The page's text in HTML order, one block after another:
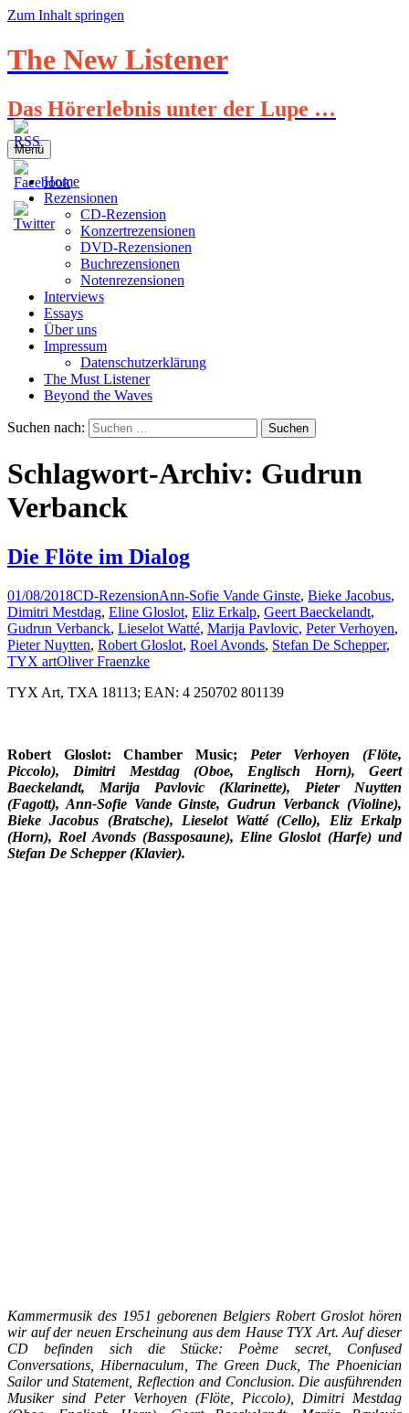
Zum Inhalt springen
The New Listener
Das Hörerlebnis unter der Lupe …
Menü
Home
Rezensionen
CD-Rezension
Konzertrezensionen
DVD-Rezensionen
Buchrezensionen
Notenrezensionen
Interviews
Essays
Über uns
Impressum
Datenschutzerklärung
The Must Listener
Beyond the Waves
Suchen nach:
Schlagwort-Archiv: Gudrun
Verbanck
Die Flöte im Dialog
01/08/2018CD-RezensionAnn-Sofie Vande Ginste, Bieke Jacobus,
Dimitri Mestdag, Eline Gloslot, Eliz Erkalp, Geert Baeckelandt,
Gudrun Verbanck, Lieselot Watté, Marija Pavlovic, Peter Verhoyen,
Pieter Nuytten, Robert Gloslot, Roel Avonds, Stefan De Schepper,
TYX artOliver Fraenzke
TYX Art, TXA 18113; EAN: 4 250702 801139
Robert Gloslot: Chamber Music; Peter Verhoyen (Flöte,
Piccolo), Dimitri Mestdag (Oboe, Englisch Horn), Geert
Baeckelandt, Marija Pavlovic (Klarinette), Pieter Nuytten
(Fagott), Ann-Sofie Vande Ginste, Gudrun Verbanck (Violine),
Bieke Jacobus (Bratsche), Lieselot Watté (Cello), Eliz Erkalp
(Horn), Roel Avonds (Bassposaune), Eline Gloslot (Harfe) und
Stefan De Schepper (Klavier).
Kammermusik des 1951 geborenen Belgiers Robert Groslot hören
wir auf der neuen Erscheinung aus dem Hause TYX Art. Auf dieser
CD befinden sich die Stücke: Poème secret, Confused
Conversations, Hibernaculum, The Green Duck, The Phoenician
Sailor und Statement, Reflection and Conclusion. Die ausführenden
Musiker sind Peter Verhoyen (Flöte, Piccolo), Dimitri Mestdag